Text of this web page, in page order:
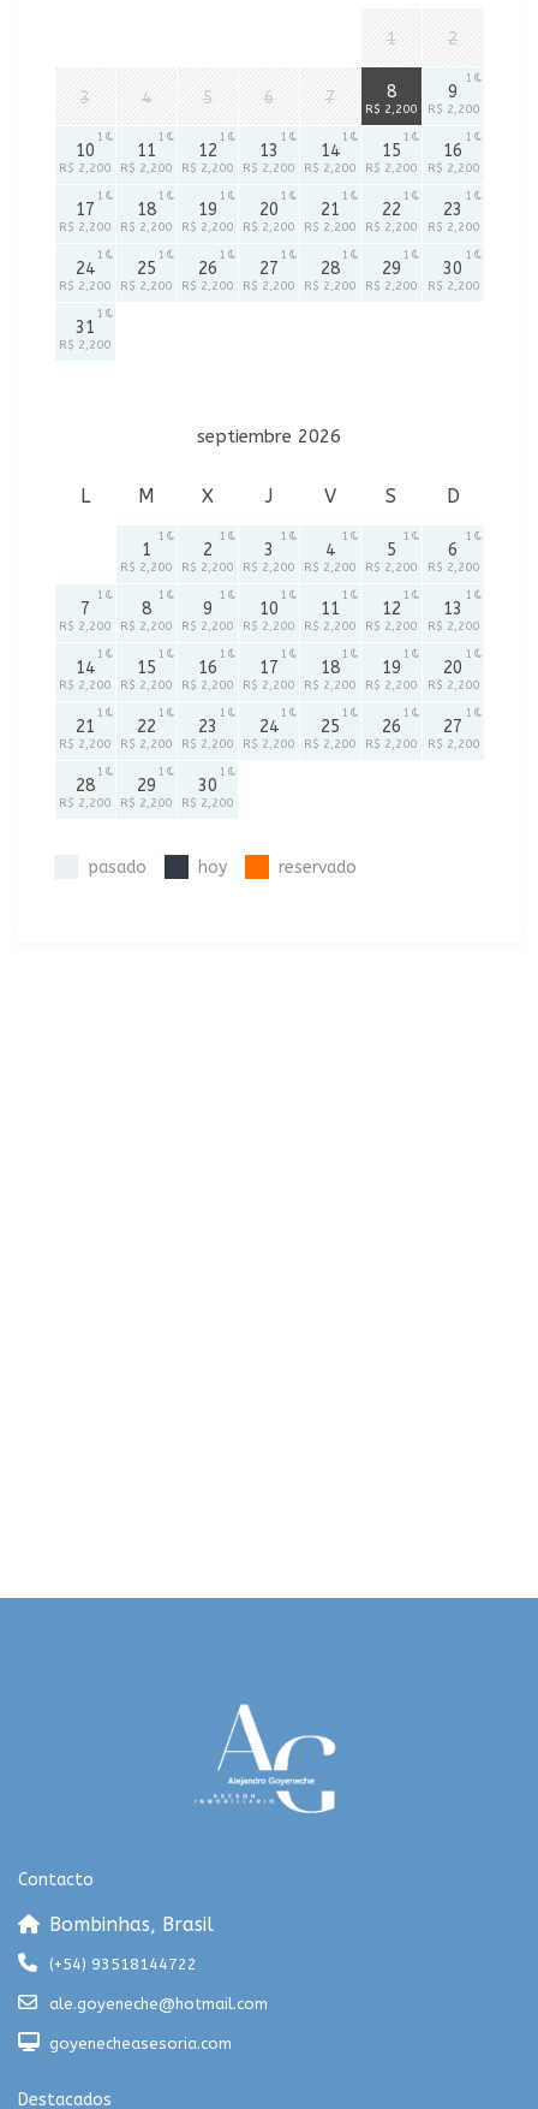
1 2
3 4 5 6 7 8
R$ 2,200
9
R$ 2,200
1
10
R$ 2,200
1
11
R$ 2,200
1
12
R$ 2,200
1
13
R$ 2,200
1
14
R$ 2,200
1
15
R$ 2,200
1
16
R$ 2,200
1
17
R$ 2,200
1
18
R$ 2,200
1
19
R$ 2,200
1
20
R$ 2,200
1
21
R$ 2,200
1
22
R$ 2,200
1
23
R$ 2,200
1
24
R$ 2,200
1
25
R$ 2,200
1
26
R$ 2,200
1
27
R$ 2,200
1
28
R$ 2,200
1
29
R$ 2,200
1
30
R$ 2,200
1
31
R$ 2,200
1
septiembre 2026
L M X J V S D
1
R$ 2,200
1
2
R$ 2,200
1
3
R$ 2,200
1
4
R$ 2,200
1
5
R$ 2,200
1
6
R$ 2,200
1
7
R$ 2,200
1
8
R$ 2,200
1
9
R$ 2,200
1
10
R$ 2,200
1
11
R$ 2,200
1
12
R$ 2,200
1
13
R$ 2,200
1
14
R$ 2,200
1
15
R$ 2,200
1
16
R$ 2,200
1
17
R$ 2,200
1
18
R$ 2,200
1
19
R$ 2,200
1
20
R$ 2,200
1
21
R$ 2,200
1
22
R$ 2,200
1
23
R$ 2,200
1
24
R$ 2,200
1
25
R$ 2,200
1
26
R$ 2,200
1
27
R$ 2,200
1
28
R$ 2,200
1
29
R$ 2,200
1
30
R$ 2,200
1
pasado hoy reservado
Contacto
Bombinhas, Brasil
(+54) 93518144722
ale.goyeneche@hotmail.com
goyenecheasesoria.com
Destacados